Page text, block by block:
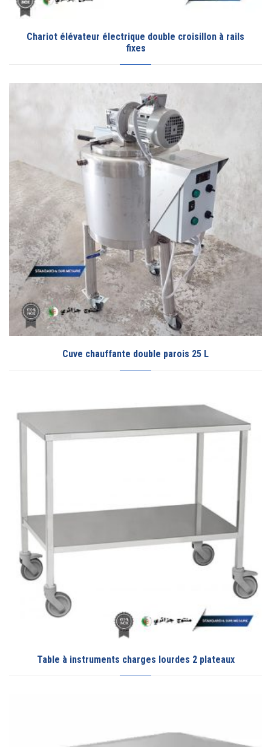
Chariot élévateur électrique double croisillon à rails
fixes
Cuve chauffante double parois 25 L
Table à instruments charges lourdes 2 plateaux